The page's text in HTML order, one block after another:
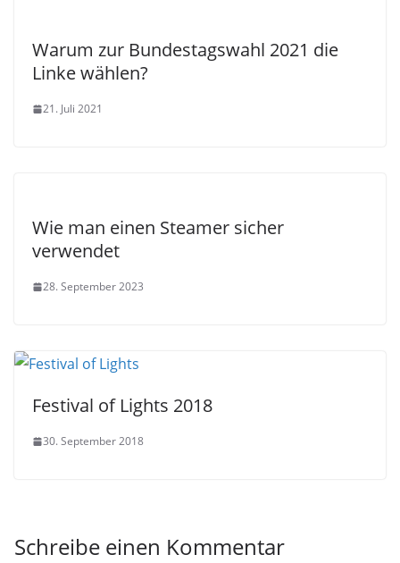
Warum zur Bundestagswahl 2021 die
Linke wählen?
21. Juli 2021
Wie man einen Steamer sicher
verwendet
28. September 2023
Festival of Lights 2018
30. September 2018
Schreibe einen Kommentar